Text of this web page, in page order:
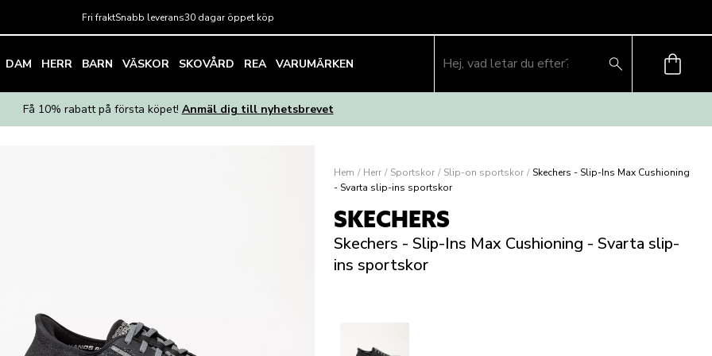
Fri fraktSnabb leverans30 dagar öppet köp
DAM HERR BARN VÄSKOR SKOVÅRD REA VARUMÄRKEN
Få 10% rabatt på första köpet! Anmäl dig till nyhetsbrevet
Hem / Herr / Sportskor / Slip-on sportskor / Skechers - Slip-Ins Max Cushioning
- Svarta slip-ins sportskor
SKECHERS
Skechers - Slip-Ins Max Cushioning - Svarta slip-
ins sportskor